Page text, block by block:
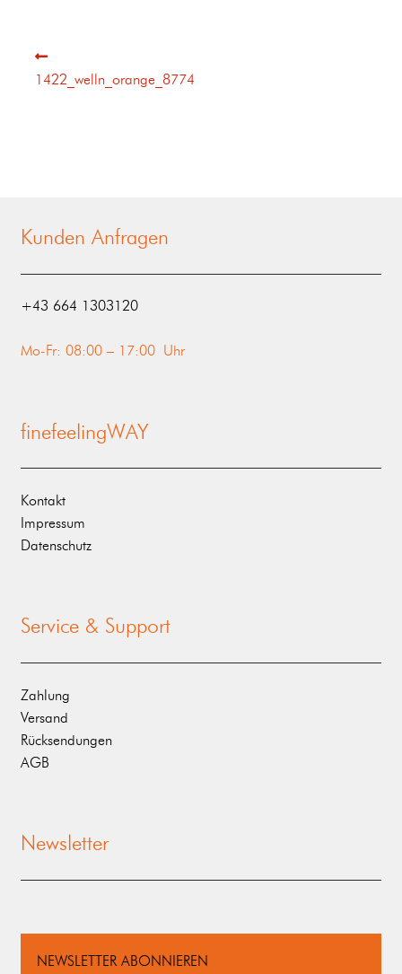
1422_welln_orange_8774
Kunden Anfragen
‭+43 664 1303120‬
Mo-Fr: 08:00 – 17:00 Uhr
finefeelingWAY
Kontakt
Impressum
Datenschutz
Service & Support
Zahlung
Versand
Rücksendungen
AGB
Newsletter
NEWSLETTER ABONNIEREN